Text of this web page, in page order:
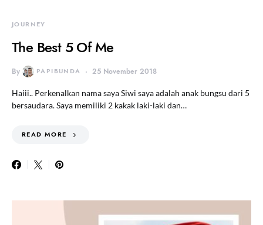
JOURNEY
The Best 5 Of Me
By PAPIBUNDA 25 November 2018
Haiii.. Perkenalkan nama saya Siwi saya adalah anak bungsu dari 5
bersaudara. Saya memiliki 2 kakak laki-laki dan…
READ MORE